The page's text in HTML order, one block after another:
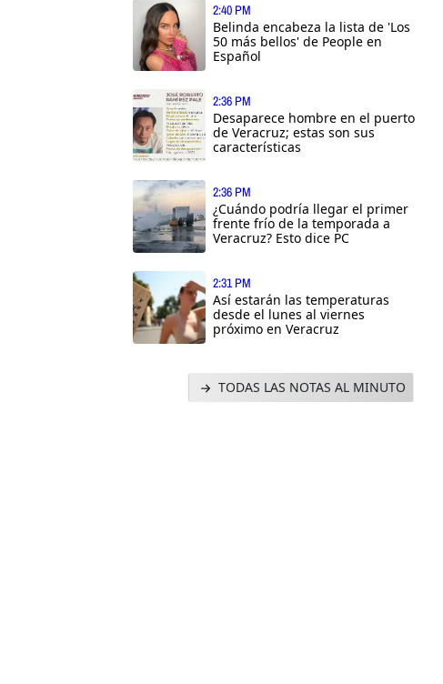
2:40 PM
Belinda encabeza la lista de 'Los
50 más bellos' de People en
Español
2:36 PM
Desaparece hombre en el puerto
de Veracruz; estas son sus
características
2:36 PM
¿Cuándo podría llegar el primer
frente frío de la temporada a
Veracruz? Esto dice PC
2:31 PM
Así estarán las temperaturas
desde el lunes al viernes
próximo en Veracruz
TODAS LAS NOTAS AL MINUTO